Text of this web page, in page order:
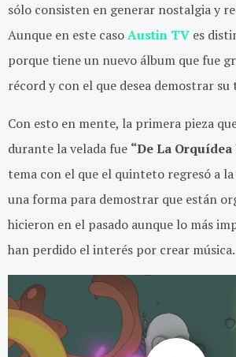
sólo consisten en generar nostalgia y
Aunque en este casoAustin TV es
porque tiene un nuevo álbum que fue
récord y con el que desea demostrar
Con esto en mente, la primera pieza
durante la velada fue “De La
tema con el que el quinteto regresó a
una forma para demostrar que están
hicieron en el pasado aunque lo más
han perdido el interés por crear música.